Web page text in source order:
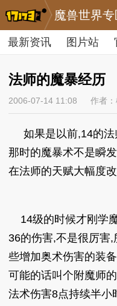
魔兽世界专
最新资讯 图片站
法师的魔暴经历
2006-07-14 11:08 作者
如果是以前,14的法
那时的魔暴术不是瞬
在法师的天赋大幅度
14级的时候才刚学
36的伤害,不是很厉害
些增加奥术伤害的装
可能的话叫个附魔师
法术伤害8点持续半小